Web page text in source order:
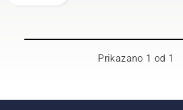
skrbno
Prikazano 1 od 1